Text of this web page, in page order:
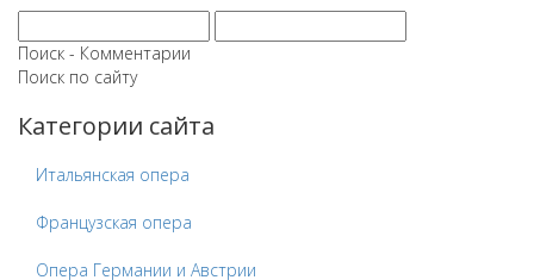
Поиск - Комментарии
Поиск по сайту
Категории сайта
Итальянская опера
Французская опера
Опера Германии и Австрии